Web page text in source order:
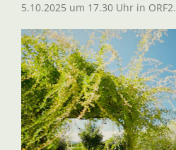
5.10.2025 um 17.30 Uhr in ORF2.